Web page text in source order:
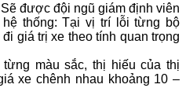
được đội ngũ giám định viên
thống: Tại vị trí lỗi từng bộ
giá trị xe theo tính quan trọng
màu sắc, thị hiếu của thị
xe chênh nhau khoảng 10 –